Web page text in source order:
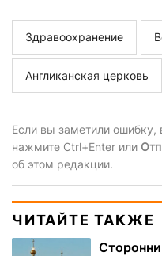
Здравоохранение
Англиканская церковь
Если вы заметили ошибку,
нажмите Ctrl+Enter или
об этом редакции.
ЧИТАЙТЕ ТАКЖЕ